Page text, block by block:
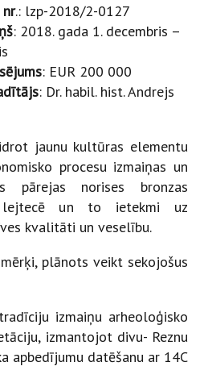
.: lzp-2018/2-0127
: 2018. gada 1. decembris –
: EUR 200 000
: Dr. habil. hist. Andrejs
jaunu kultūras elementu
procesu izmaiņas un
pārejas norises bronzas
lejtecē un to ietekmi uz
kvalitāti un veselību.
plānots veikt sekojošus
izmaiņu arheoloģisko
izmantojot divu- Reznu
apbedījumu datēšanu ar 14C